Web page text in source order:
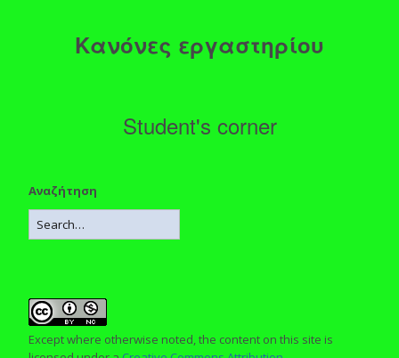
Κανόνες εργαστηρίου
Student's corner
Αναζήτηση
Except where otherwise noted, the content on this site is